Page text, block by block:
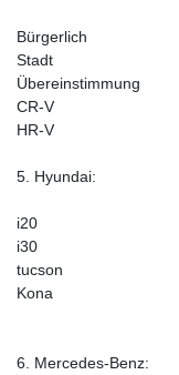
Bürgerlich
Stadt
Übereinstimmung
CR-V
HR-V
5. Hyundai:
i20
i30
tucson
Kona
6. Mercedes-Benz: